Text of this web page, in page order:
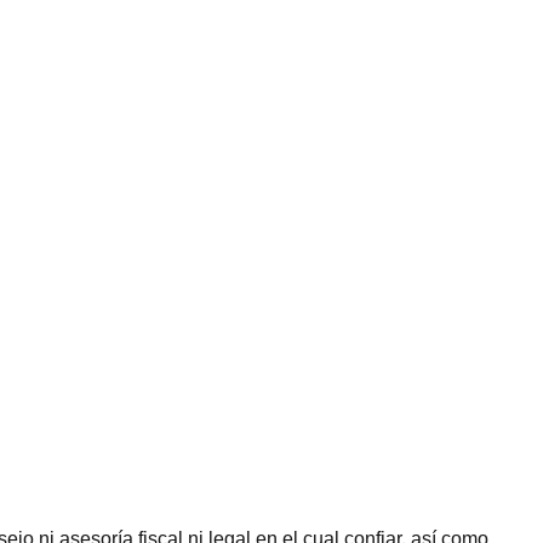
ni asesoría fiscal ni legal en el cual confiar, así como